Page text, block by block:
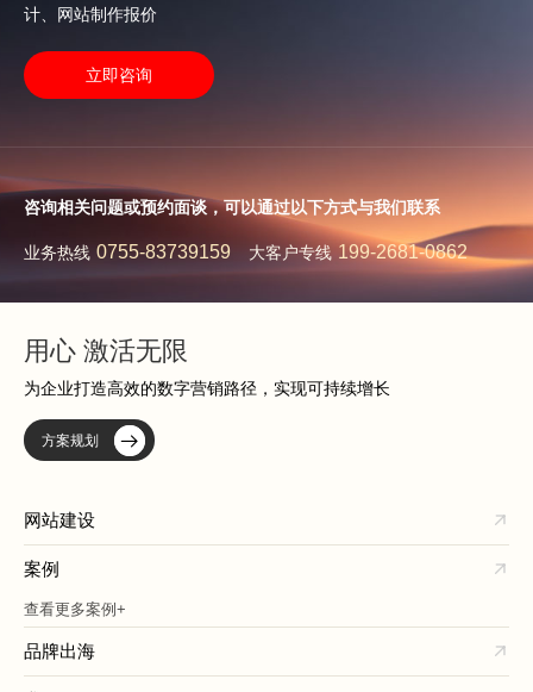
计、网站制作报价
立即咨询
咨询相关问题或预约面谈，可以通过以下方式与我们联系
业务热线 0755-83739159 大客户专线 199-2681-0862
用心 激活无限
为企业打造高效的数字营销路径，实现可持续增长
方案规划
网站建设
案例
查看更多案例+
品牌出海